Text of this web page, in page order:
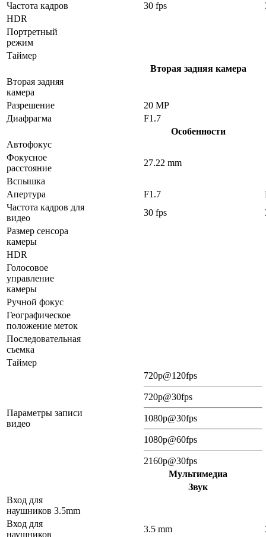
Частота кадров
30 fps
HDR
Портретный
режим
Таймер
Вторая задняя камера
Вторая задняя
камера
Разрешение
20 MP
Диафрагма
F1.7
Особенности
Автофокус
Фокусное
расстояние
27.22 mm
Вспышка
Апертура
F1.7
Частота кадров для
видео
30 fps
Размер сенсора
камеры
HDR
Голосовое
управление
камеры
Ручной фокус
Географическое
положение меток
Последовательная
съемка
Таймер
Параметры записи
видео
720p@120fps
720p@30fps
1080p@30fps
1080p@60fps
2160p@30fps
Мультимедиа
Звук
Вход для
наушников 3.5mm
Вход для
наушников
3.5 mm